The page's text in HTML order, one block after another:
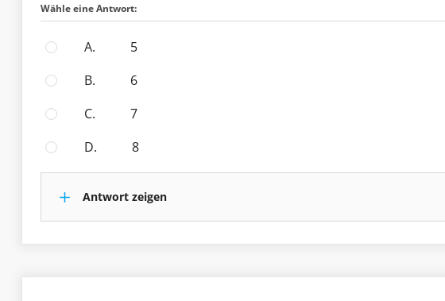
Wähle eine Antwort:
A.
5
B.
6
C.
7
D.
8
Antwort zeigen